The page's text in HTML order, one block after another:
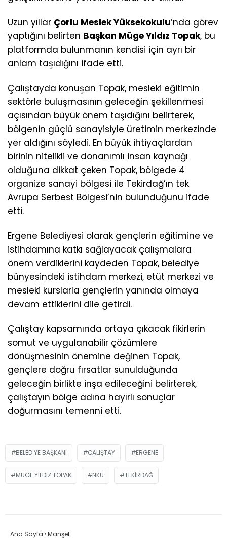
Uzun yıllar Çorlu Meslek Yüksekokulu’nda görev
yaptığını belirten Başkan Müge Yıldız Topak, bu
platformda bulunmanın kendisi için ayrı bir
anlam taşıdığını ifade etti.
Çalıştayda konuşan Topak, mesleki eğitimin
sektörle buluşmasının geleceğin şekillenmesi
açısından büyük önem taşıdığını belirterek,
bölgenin güçlü sanayisiyle üretimin merkezinde
yer aldığını söyledi. En büyük ihtiyaçlardan
birinin nitelikli ve donanımlı insan kaynağı
olduğuna dikkat çeken Topak, bölgede 4
organize sanayi bölgesi ile Tekirdağ’ın tek
Avrupa Serbest Bölgesi’nin bulunduğunu ifade
etti.
Ergene Belediyesi olarak gençlerin eğitimine ve
istihdamına katkı sağlayacak çalışmalara
önem verdiklerini kaydeden Topak, belediye
bünyesindeki istihdam merkezi, etüt merkezi ve
mesleki kurslarla gençlerin yanında olmaya
devam ettiklerini dile getirdi.
Çalıştay kapsamında ortaya çıkacak fikirlerin
somut ve uygulanabilir çözümlere
dönüşmesinin önemine değinen Topak,
gençlere doğru fırsatlar sunulduğunda
geleceğin birlikte inşa edileceğini belirterek,
çalıştayın bölge adına hayırlı sonuçlar
doğurmasını temenni etti.
BELEDIYE BAŞKANI ÇALIŞTAY ERGENE
MÜGE YILDIZ TOPAK NKÜ TEKIRDAĞ
Ana Sayfa ›Manşet